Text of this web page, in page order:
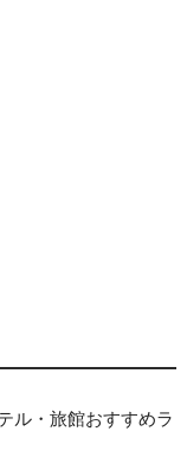
ル・旅館おすすめラ